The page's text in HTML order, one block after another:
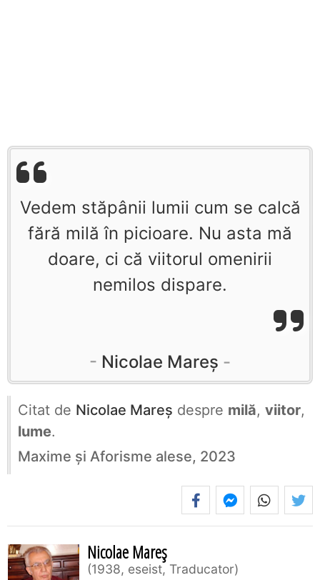
Vedem stăpânii lumii cum se calcă
fără milă în picioare. Nu asta mă
doare, ci că viitorul omenirii
nemilos dispare.
Nicolae Mareș
Citat de Nicolae Mareș despre milă, viitor,
lume.
Maxime și Aforisme alese, 2023
Nicolae Mareș
1938, eseist, Traducator